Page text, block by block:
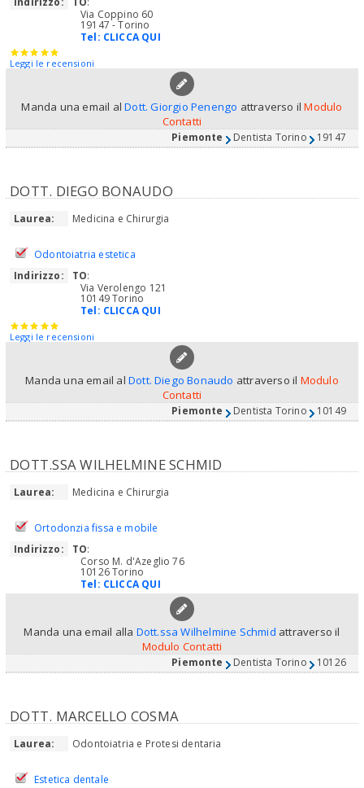
Via Coppino 60
19147 - Torino
Tel: CLICCA QUI
Leggi le recensioni
Manda una email alDott. Giorgio Penengo attraverso ilModulo
Contatti
Piemonte Dentista Torino 19147
DOTT. DIEGO BONAUDO
Laurea: Medicina e Chirurgia
Odontoiatria estetica
Indirizzo:
TO:
Via Verolengo 121
10149 Torino
Tel: CLICCA QUI
Leggi le recensioni
Manda una email al Dott. Diego Bonaudo attraverso il Modulo
Contatti
Piemonte Dentista Torino 10149
DOTT.SSA WILHELMINE SCHMID
Laurea: Medicina e Chirurgia
Ortodonzia fissa e mobile
Indirizzo:
TO:
Corso M. d'Azeglio 76
10126 Torino
Tel: CLICCA QUI
Manda una email alla Dott.ssa Wilhelmine Schmid attraverso il
Modulo Contatti
Piemonte Dentista Torino 10126
DOTT. MARCELLO COSMA
Laurea: Odontoiatria e Protesi dentaria
Estetica dentale